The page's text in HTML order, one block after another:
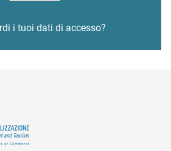
i tuoi dati di accesso?